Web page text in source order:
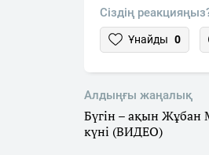
Сіздің
Ұнайды 0
Алдыңғы жаңалық
Бүгін – ақын Жұбан
күні (ВИДЕО)